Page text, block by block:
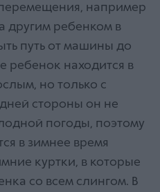
например
другим ребенком в
путь от машины до
ребенок находится в
но только с
стороны он не
погоды, поэтому
в зимнее время
куртки, в которые
со всем слингом. В